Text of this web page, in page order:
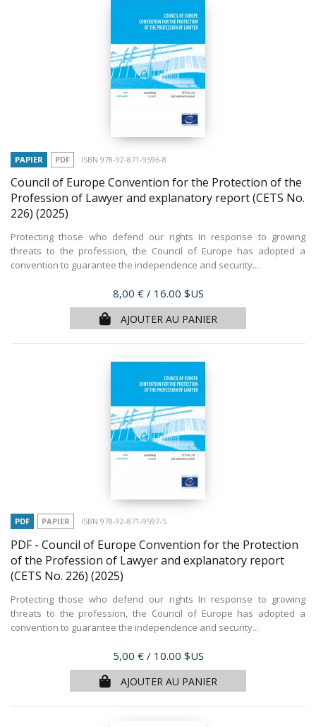
PAPIER PDF ISBN 978-92-871-9596-8
Council of Europe Convention for the Protection of the
Profession of Lawyer and explanatory report (CETS No.
226) (2025)
Protecting those who defend our rights In response to growing
threats to the profession, the Council of Europe has adopted a
convention to guarantee the independence and security...
Prix
8,00 € / 16.00 $US
AJOUTER AU PANIER
PDF PAPIER ISBN 978-92-871-9597-5
PDF - Council of Europe Convention for the Protection
of the Profession of Lawyer and explanatory report
(CETS No. 226) (2025)
Protecting those who defend our rights In response to growing
threats to the profession, the Council of Europe has adopted a
convention to guarantee the independence and security...
Prix
5,00 € / 10.00 $US
AJOUTER AU PANIER